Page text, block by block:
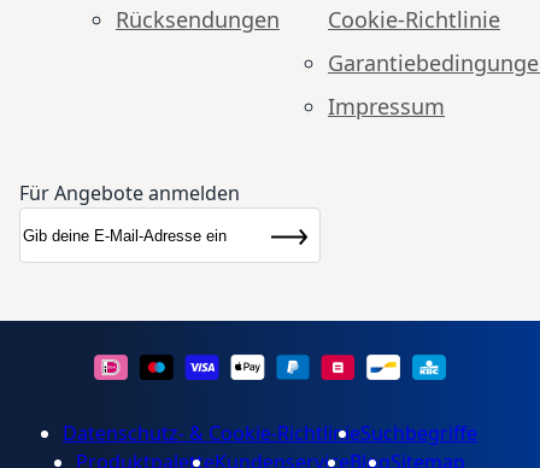
Rücksendungen
Cookie-Richtlinie
Impressum
Für Angebote anmelden
Newsletter
Abonnieren
Datenschutz- & Cookie-RichtlinieSuchbegriffe
ProduktpaletteKundenserviceBlogSitemap